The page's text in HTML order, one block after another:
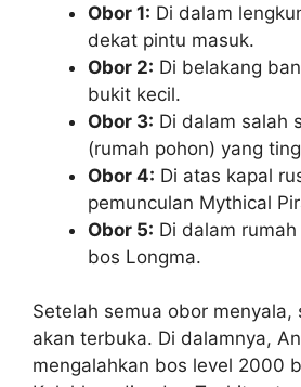
Obor 1: Di dalam
dekat pintu masuk.
Obor 2: Di belakang
bukit kecil.
Obor 3: Di dalam salah
(rumah pohon) yang
Obor 4: Di atas kapal
pemunculan Mythical
Obor 5: Di dalam
bos Longma.
Setelah semua obor menyala,
akan terbuka. Di dalamnya,
mengalahkan bos level 2000